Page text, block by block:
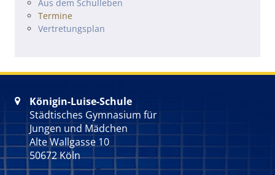
Navigation überspringen
Aus dem Schulleben
Termine
Vertretungsplan

Königin-Luise-Schule
Städtisches Gymnasium für
Jungen und Mädchen
Alte Wallgasse 10
50672 Köln